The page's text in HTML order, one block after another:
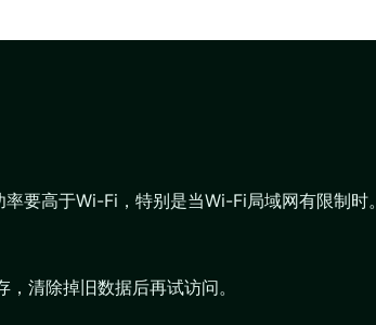
要高于Wi-Fi，特别是当Wi-Fi局域网有限制时。
清除掉旧数据后再试访问。